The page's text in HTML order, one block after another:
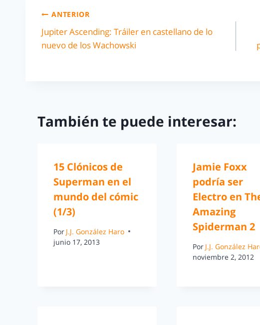
ANTERIOR
Jupiter Ascending: Tráiler en castellano de lo
nuevo de los Wachowski
También te puede interesar:
15 Clónicos de
Superman en el
mundo del cómic
(1/3)
Por J.J. González Haro
junio 17, 2013
Jamie Foxx
podría ser
Electro en
Amazing
Spiderman 2
Por J.J. González
noviembre 2, 2012